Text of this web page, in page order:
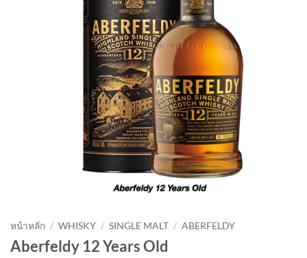
หน้าหลัก / WHISKY / SINGLE MALT / ABERFELDY
Aberfeldy 12 Years Old